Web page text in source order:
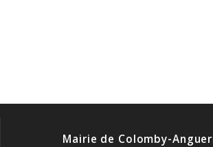
Mairie de Colomby-